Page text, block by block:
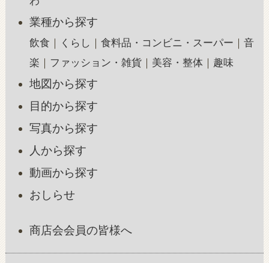
業種から探す
飲食 くらし 食料品・コンビニ・スーパー
音
楽
ファッション・雑貨 美容・整体 趣味
地図から探す
目的から探す
写真から探す
人から探す
動画から探す
おしらせ
商店会会員の皆様へ